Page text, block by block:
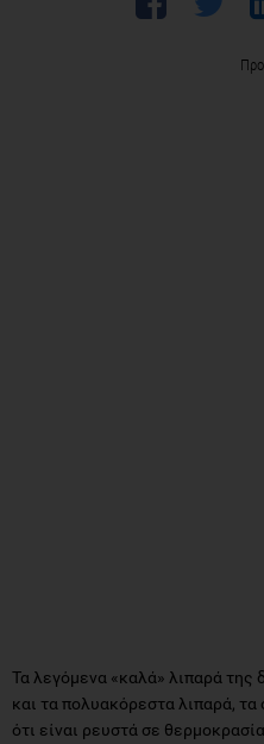
Τα λεγόμενα «καλά» λιπαρά της
και τα πολυακόρεστα λιπαρά, τα
ότι είναι ρευστά σε